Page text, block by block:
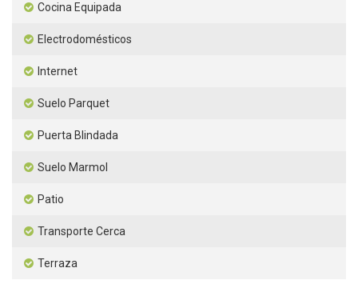
Cocina Equipada
Electrodomésticos
Internet
Suelo Parquet
Puerta Blindada
Suelo Marmol
Patio
Transporte Cerca
Terraza